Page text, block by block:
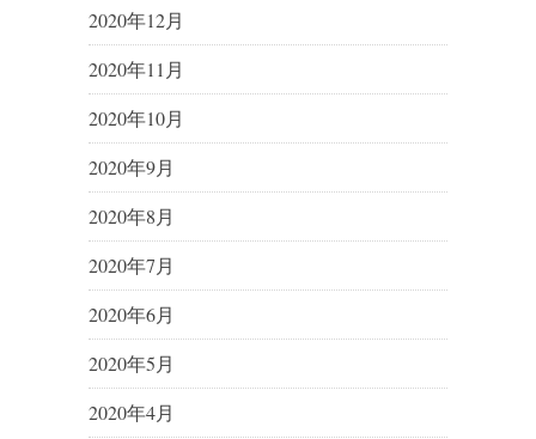
2020年12月
2020年11月
2020年10月
2020年9月
2020年8月
2020年7月
2020年6月
2020年5月
2020年4月